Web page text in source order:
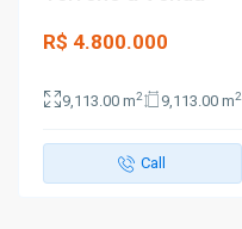
R$ 4.800.000
9,113.00 m2 9,113.00 m2
Call